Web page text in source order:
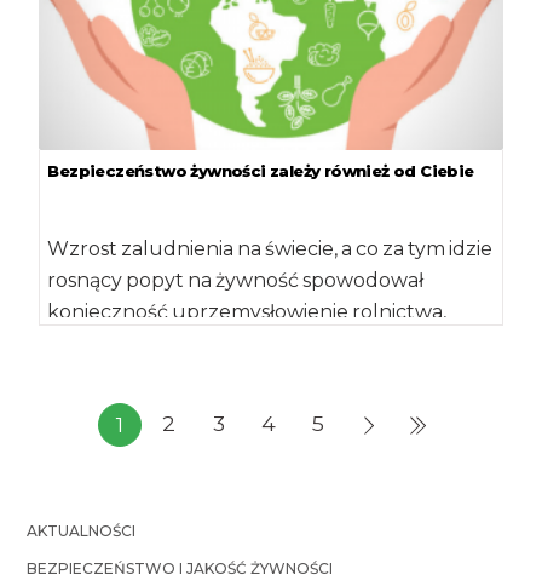
Bezpieczeństwo żywności zależy również od Ciebie
Wzrost zaludnienia na świecie, a co za tym idzie
rosnący popyt na żywność spowodował
konieczność uprzemysłowienie rolnictwa,
1 2 3 4 5
AKTUALNOŚCI
BEZPIECZEŃSTWO I JAKOŚĆ ŻYWNOŚCI